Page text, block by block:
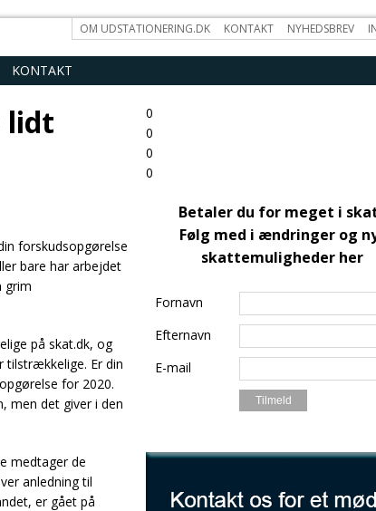
OM UDSTATIONERING.DK KONTAKT NYHEDSBREV
KONTAKT
lidt
forskudsopgørelse
bare har arbejdet
grim
på skat.dk, og
tilstrækkelige. Er din
for 2020.
men det giver i den
medtager de
anledning til
er gået på
0
0
0
0
Betaler du for meget i
Følg med i ændringer og
skattemuligheder her
Fornavn
Efternavn
E-mail